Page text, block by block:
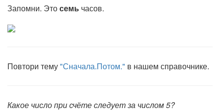
Запомни. Этосемь часов.
Повтори тему"Сначала.Потом." в нашем справочнике.
Какое число при счёте следует за числом 5?